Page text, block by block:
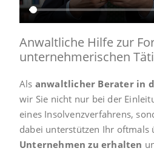
Anwaltliche Hilfe zur
unternehmerischen
Als anwaltlicher Berater in
wir Sie nicht nur bei der
eines Insolvenzverfahrens,
dabei unterstützen Ihr oftmals
Unternehmen zu erhalten